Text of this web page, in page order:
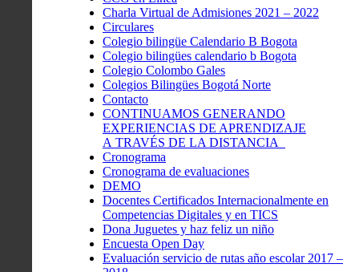
Charla Virtual de Admisiones 2021 – 2022
Circulares
Colegio bilingüe Calendario B Bogota
Colegio bilingües calendario b Bogota
Colegio Colombo Gales
Colegios Bilingües Bogotá Norte
Contacto
CONTINUAMOS GENERANDO
EXPERIENCIAS DE APRENDIZAJE
A TRAVÉS DE LA DISTANCIA
Cronograma
Cronograma de evaluaciones
DEMO
Docentes Certificados Internacionalmente en
Competencias Digitales y en TICS
Dona Juguetes y haz feliz un niño
Encuesta Open Day
Evaluación servicio de rutas año escolar 2017 –